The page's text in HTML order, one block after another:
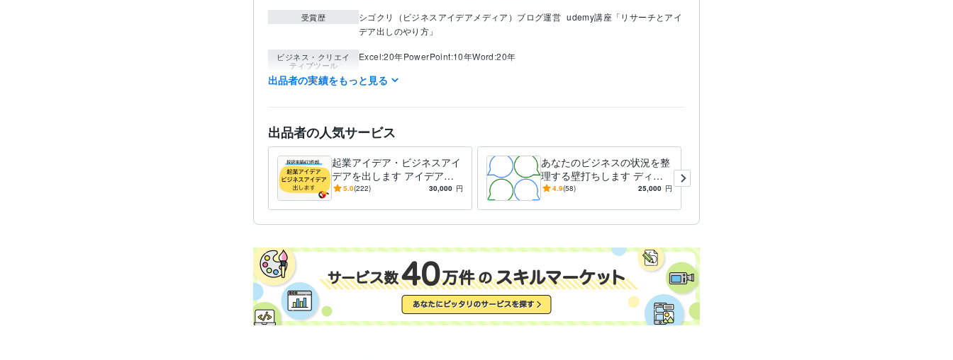
受賞歴 シゴクリ（ビジネスアイデアメディア）ブログ運営 udemy講座「リサーチとアイ
デア出しのやり方」
ビジネス・クリエイ
ティブツール
Excel:20年PowerPoint:10年Word:20年
出品者の実績をもっと見る
出品者の人気サービス
起業アイデア・ビジネスアイ
デアを出します アイデアに
困った方向け。ビジネスアイ
5.0(222) 30,000 円
あなたのビジネスの状況を整
理する壁打ちします ディス
カッション相手として相談に
4.9(58) 25,000 円